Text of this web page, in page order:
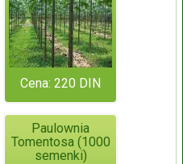
Cena: 220 DIN
Paulownia
Tomentosa (1000
semenki)